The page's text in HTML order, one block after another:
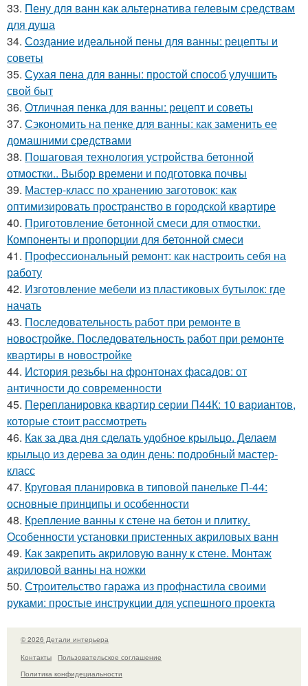
33. Пену для ванн как альтернатива гелевым средствам
для душа
34. Создание идеальной пены для ванны: рецепты и
советы
35. Сухая пена для ванны: простой способ улучшить
свой быт
36. Отличная пенка для ванны: рецепт и советы
37. Сэкономить на пенке для ванны: как заменить ее
домашними средствами
38. Пошаговая технология устройства бетонной
отмостки.. Выбор времени и подготовка почвы
39. Мастер-класс по хранению заготовок: как
оптимизировать пространство в городской квартире
40. Приготовление бетонной смеси для отмостки.
Компоненты и пропорции для бетонной смеси
41. Профессиональный ремонт: как настроить себя на
работу
42. Изготовление мебели из пластиковых бутылок: где
начать
43. Последовательность работ при ремонте в
новостройке. Последовательность работ при ремонте
квартиры в новостройке
44. История резьбы на фронтонах фасадов: от
античности до современности
45. Перепланировка квартир серии П44К: 10 вариантов,
которые стоит рассмотреть
46. Как за два дня сделать удобное крыльцо. Делаем
крыльцо из дерева за один день: подробный мастер-
класс
47. Круговая планировка в типовой панельке П-44:
основные принципы и особенности
48. Крепление ванны к стене на бетон и плитку.
Особенности установки пристенных акриловых ванн
49. Как закрепить акриловую ванну к стене. Монтаж
акриловой ванны на ножки
50. Строительство гаража из профнастила своими
руками: простые инструкции для успешного проекта
© 2026 Детали интерьера
Контакты
Пользовательское соглашение
Политика конфидециальности